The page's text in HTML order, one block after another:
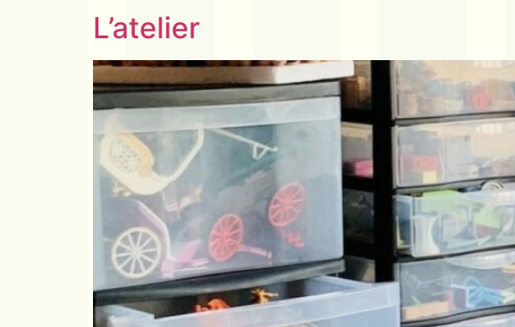
L’atelier